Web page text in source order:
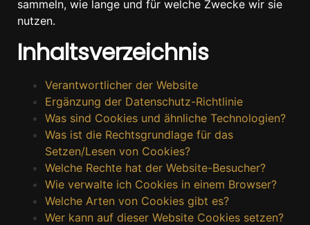
sammeln, wie lange und für welche Zwecke wir sie
nutzen.
Inhaltsverzeichnis
Verantwortlicher der Website
Ergänzung der Datenschutz-Richtlinie
Was sind Cookies und ähnliche Technologien?
Was ist die Rechtsgrundlage für das
Setzen/Lesen von Cookies?
Welche Rechte hat der Website-Besucher?
Wie verwalte ich Cookies in einem Browser?
Welche Arten von Cookies gibt es?
Wer kann auf dieser Website Cookies setzen?